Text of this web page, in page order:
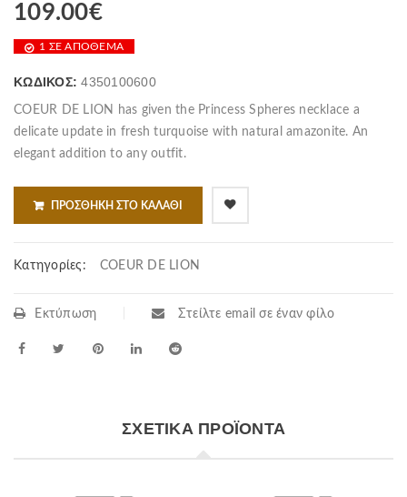
109.00€
1 ΣΕ ΑΠΌΘΕΜΑ
ΚΩΔΙΚΌΣ:4350100600
COEUR DE LION has given the Princess Spheres necklace a
delicate update in fresh turquoise with natural amazonite. An
elegant addition to any outfit.
ΠΡΟΣΘΉΚΗ ΣΤΟ ΚΑΛΆΘΙ
Κατηγορίες: COEUR DE LION
Εκτύπωση Στείλτε email σε έναν φίλο
ΣΧΕΤΙΚΆ ΠΡΟΪΌΝΤΑ